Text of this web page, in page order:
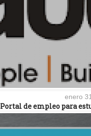
enero
Portal de empleo para